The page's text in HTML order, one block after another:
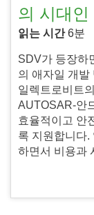
의 시대인
읽는 시간6분
SDV가 등장하
의 애자일 개발
일렉트로비트
AUTOSAR-안
효율적이고 안
록 지원합니다.
하면서 비용과